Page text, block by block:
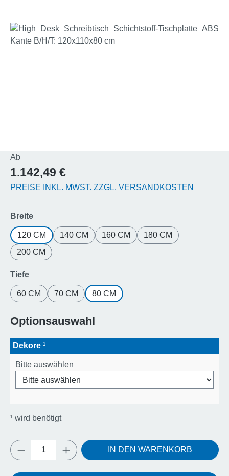
Bildergalerie überspringen
AbRegulärer Preis:
1.142,49 €
PREISE INKL. MWST. ZZGL. VERSANDKOSTEN
Breiteauswählen
120 CM 140 CM 160 CM
180 CM
200 CM
Tiefeauswählen
60 CM 70 CM 80 CM
Optionsauswahl
Dekore ¹
Bitte auswählen
¹ wird benötigt
Produkt Anzahl: Gib den gewünschten
IN DEN WARENKORB